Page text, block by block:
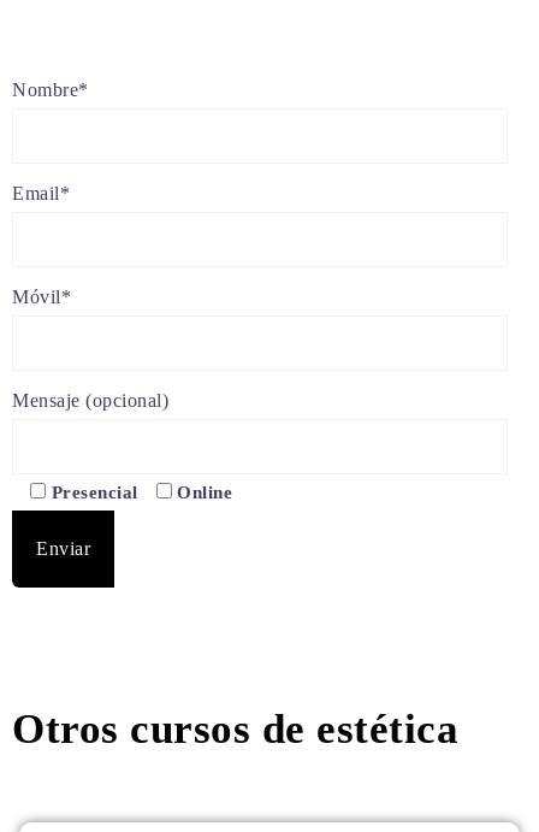
Nombre*
Email*
Móvil*
Mensaje (opcional)
Presencial Online
Otros cursos de estética